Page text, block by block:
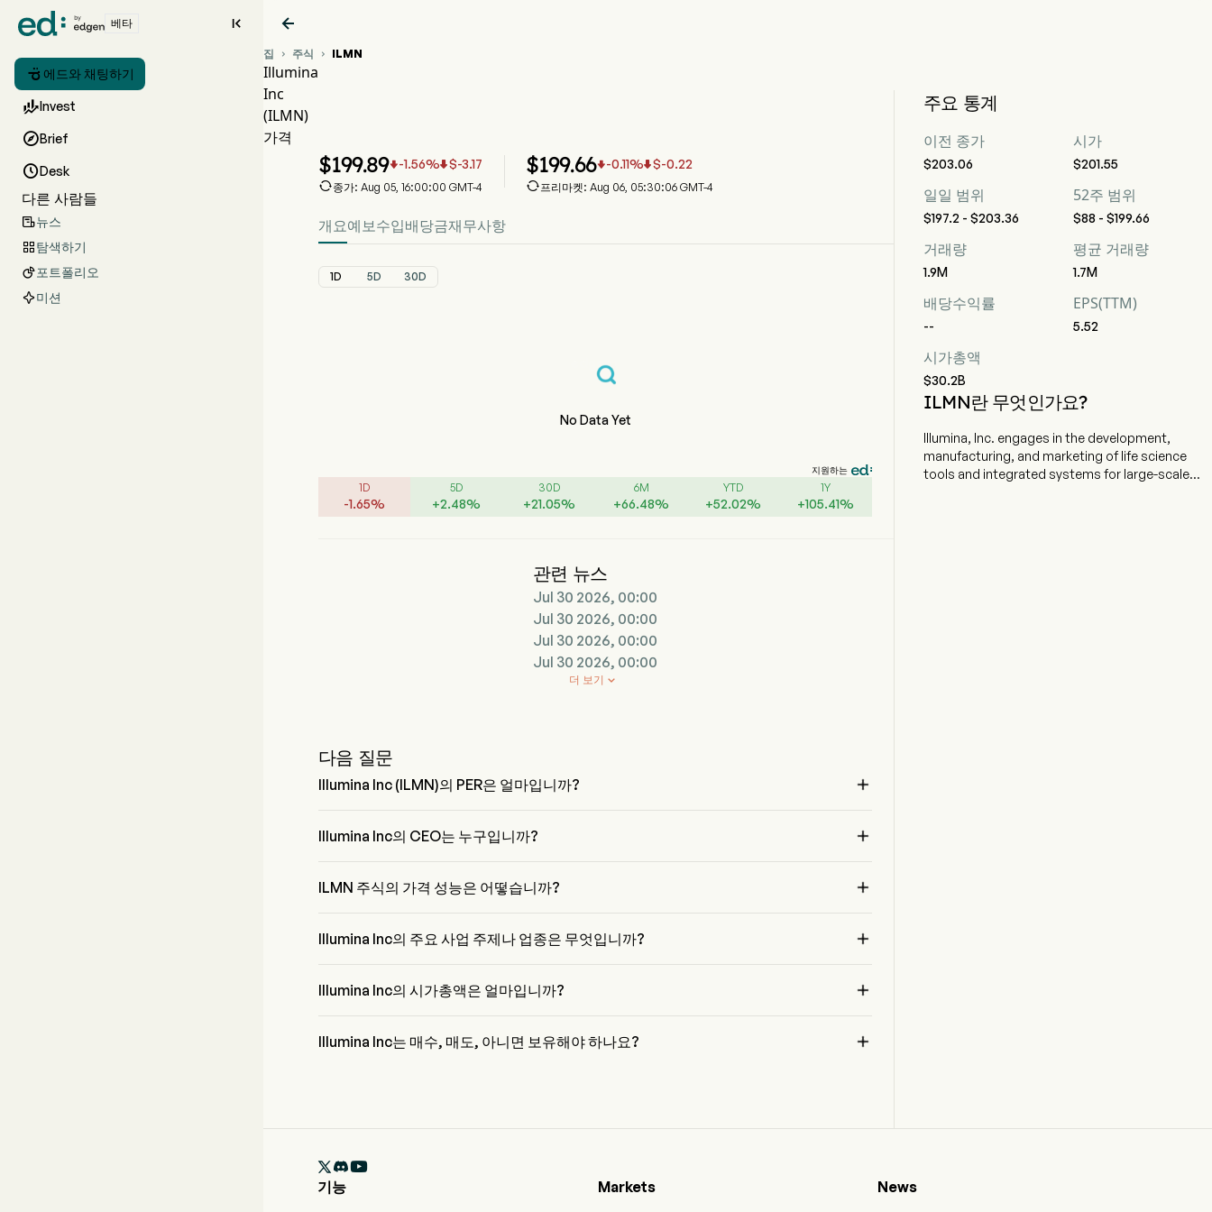
베타 
 에드와 채팅하기
Invest
Brief
Desk
다른 사람들
뉴스
탐색하기
포트폴리오
미션

집  주식  ILMN
Illumina
Inc
(ILMN)
가격
$199.89-1.56% $-3.17
종가: Aug 05, 16:00:00 GMT-4
$199.66-0.11% $-0.22
프리마켓: Aug 06, 05:30:06 GMT-4
개요예보수입배당금재무사항
1D 5D 30D
No Data Yet
지원하는
1D
-1.65%
5D
+2.48%
30D
+21.05%
6M
+66.48%
YTD
+52.02%
1Y
+105.41%
관련 뉴스
Jul 30 2026, 00:00
Jul 30 2026, 00:00
Jul 30 2026, 00:00
Jul 30 2026, 00:00

더 보기
다음 질문
Illumina Inc (ILMN)의 PER은 얼마입니까? 
Illumina Inc의 CEO는 누구입니까? 
니다.
ILMN 주식의 가격 성능은 어떻습니까? 
Illumina Inc의 주요 사업 주제나 업종은 무엇입니까? 
니다
Illumina Inc의 시가총액은 얼마입니까? 
Illumina Inc는 매수, 매도, 아니면 보유해야 하나요? 
주요 통계
이전 종가
$203.06
시가
$201.55
일일 범위
$197.2 - $203.36
52주 범위
$88 - $199.66
거래량
1.9M
평균 거래량
1.7M
배당수익률
--
EPS(TTM)
5.52
시가총액
$30.2B
ILMN란 무엇인가요?
Illumina, Inc. engages in the development,
manufacturing, and marketing of life science
tools and integrated systems for large-scale

기능
Markets News